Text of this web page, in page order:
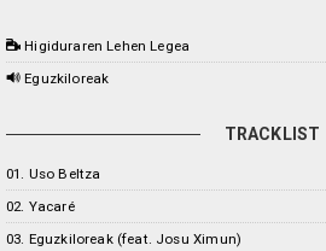
Higiduraren Lehen Legea
Eguzkiloreak
TRACKLIST
01. Uso Beltza
02. Yacaré
03. Eguzkiloreak (feat. Josu Ximun)